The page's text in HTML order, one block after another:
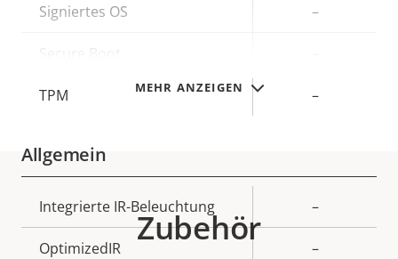
MEHR ANZEIGEN
Eigentumsbeschreibung Eigentumswert
Signiertes OS –
TPM –
Allgemein
Eigentumsbeschreibung Eigentumswert
Integrierte IR-Beleuchtung –
OptimizedIR –
Zubehör